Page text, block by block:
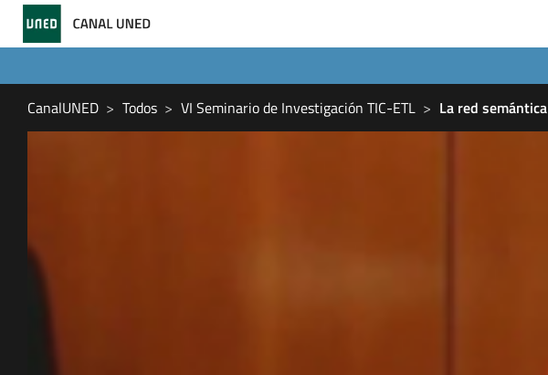
CanalUNED Todos VI Seminario de Investigación TIC-ETL La red semántica